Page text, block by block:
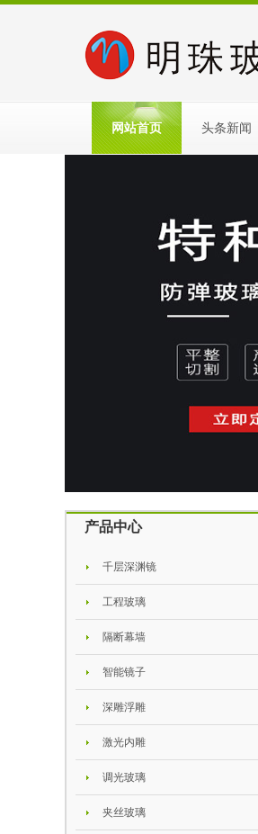
网站首页 头条新闻
产品中心
千层深渊镜
工程玻璃
隔断幕墙
智能镜子
深雕浮雕
激光内雕
调光玻璃
夹丝玻璃